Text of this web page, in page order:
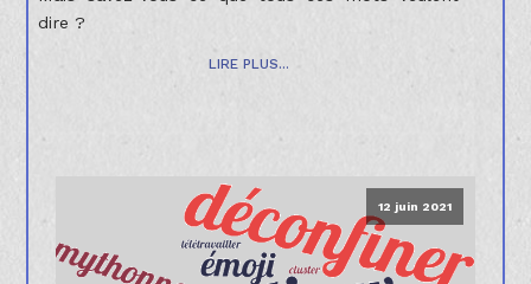
dire ?
LIRE PLUS...
12 juin 2021